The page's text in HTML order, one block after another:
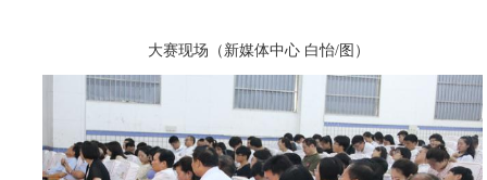
大赛现场（新媒体中心 白怡/图）